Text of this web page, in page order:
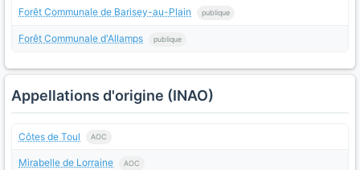
Forêt Communale de Barisey-au-Plain publique
Forêt Communale d'Allamps publique
Appellations d'origine (INAO)
Côtes de Toul AOC
Mirabelle de Lorraine AOC